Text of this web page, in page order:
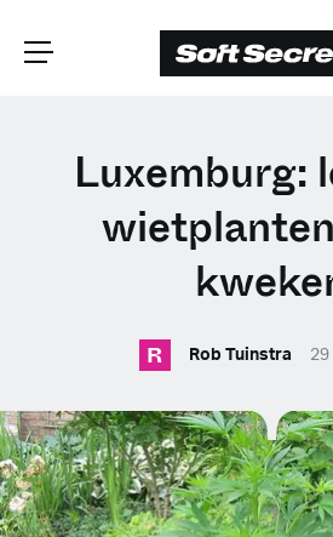
CHOOSE YOUR
LANGUAGE
English (United
English (United States)
Spanish (Spain)
Luxemburg:
R Rob Tuinstra 29